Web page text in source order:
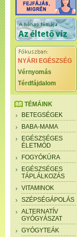
NYÁRI EGÉSZSÉG
Vérnyomás
Térdfájdalom
TÉMÁINK
BETEGSÉGEK
BABA-MAMA
EGÉSZSÉGES
ÉLETMÓD
FOGYÓKÚRA
EGÉSZSÉGES
TÁPLÁLKOZÁS
VITAMINOK
SZÉPSÉGÁPOLÁS
ALTERNATÍV
GYÓGYÁSZAT
GYÓGYTEÁK